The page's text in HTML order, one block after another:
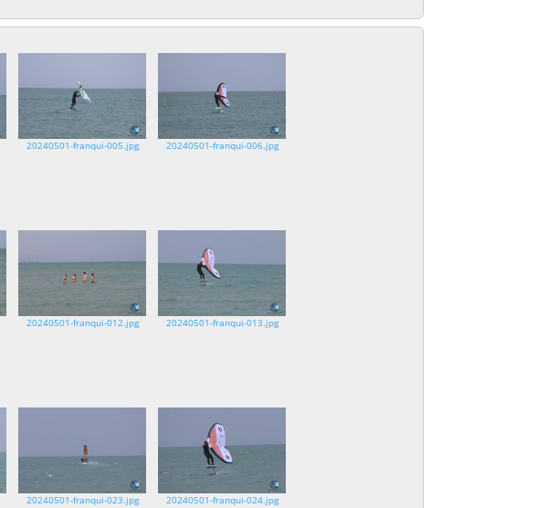
20240501-franqui-005.jpg 20240501-franqui-006.jpg
20240501-franqui-012.jpg 20240501-franqui-013.jpg
20240501-franqui-023.jpg 20240501-franqui-024.jpg